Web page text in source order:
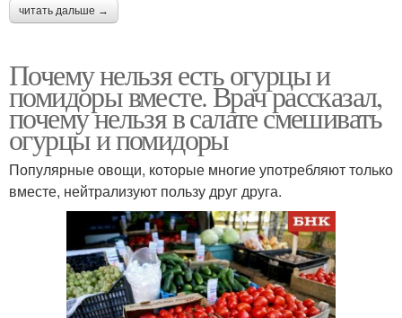
читать дальше →
Почему нельзя есть огурцы и
помидоры вместе. Врач рассказал,
почему нельзя в салате смешивать
огурцы и помидоры
Популярные овощи, которые многие употребляют только
вместе, нейтрализуют пользу друг друга.